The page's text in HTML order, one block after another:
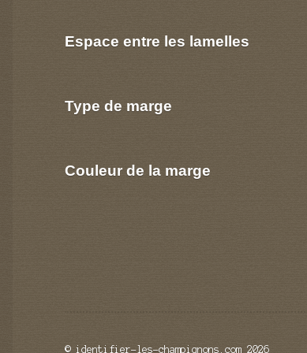
Espace entre les lamelles
Type de marge
Couleur de la marge
© identifier-les-champignons.com 2026